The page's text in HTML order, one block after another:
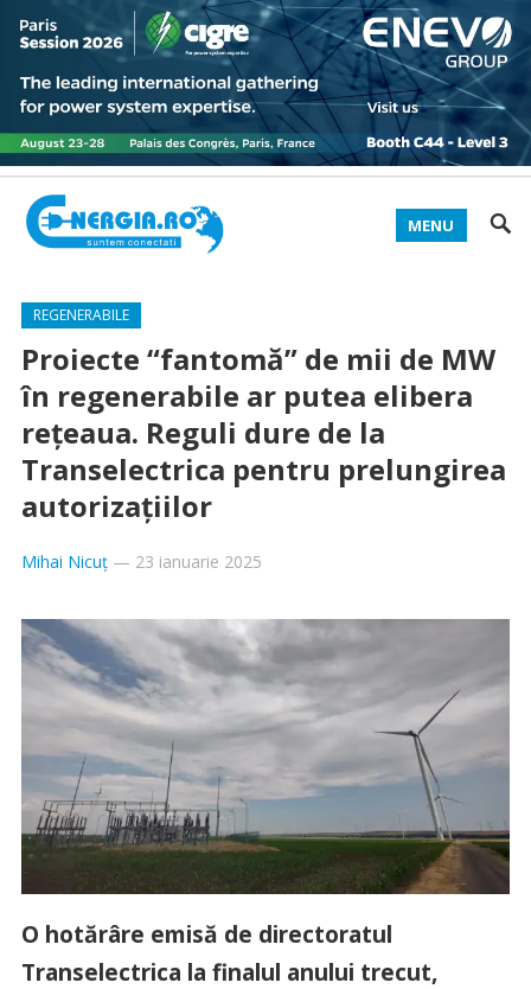
MENU
REGENERABILE
Proiecte “fantomă” de mii de MW
în regenerabile ar putea elibera
rețeaua. Reguli dure de la
Transelectrica pentru prelungirea
autorizațiilor
Mihai Nicuț— 23 ianuarie 2025
O hotărâre emisă de directoratul
Transelectrica la finalul anului trecut,